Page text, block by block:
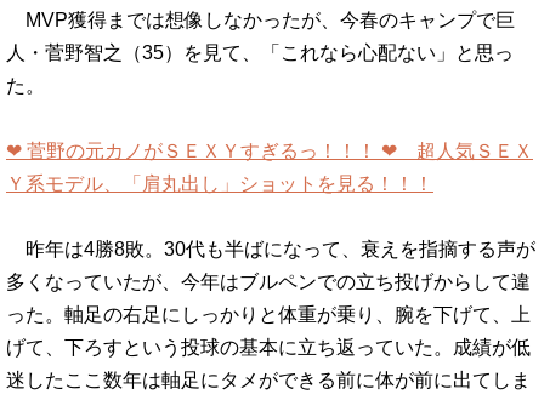
MVP獲得までは想像しなかったが、今春のキャンプで巨
人・菅野智之（35）を見て、「これなら心配ない」と思っ
た。
❤ 菅野の元カノがＳＥＸＹすぎるっ！！！ ❤ 超人気ＳＥＸ
Ｙ系モデル、「肩丸出し」ショットを見る！！！
昨年は4勝8敗。30代も半ばになって、衰えを指摘する声が
多くなっていたが、今年はブルペンでの立ち投げからして違
った。軸足の右足にしっかりと体重が乗り、腕を下げて、上
げて、下ろすという投球の基本に立ち返っていた。成績が低
迷したここ数年は軸足にタメができる前に体が前に出てしま